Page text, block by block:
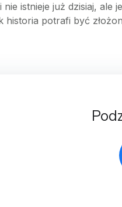
istnieje już dzisiaj,
potrafi być